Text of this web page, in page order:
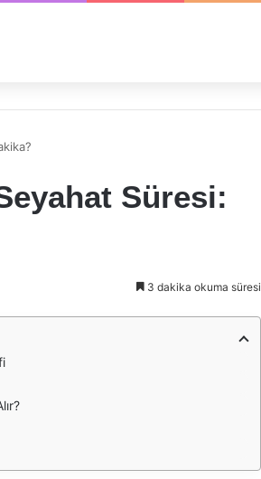
Süresi:
3 dakika okuma süresi